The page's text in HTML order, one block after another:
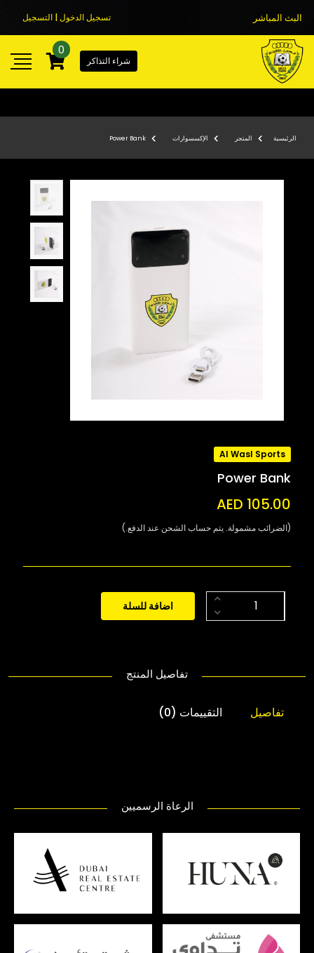
البث المباشر تسجيل الدخول | التسجيل
شراء التذاكر
0
الرئيسية المتجر الإكسسوارات Power Bank
Al Wasl Sports
Power Bank
AED 105.00
(الضرائب مشمولة. يتم حساب الشحن عند الدفع.)
اضافة للسلة
تفاصيل المنتج
تفاصيل التقييمات (0)
الرعاة الرسميين